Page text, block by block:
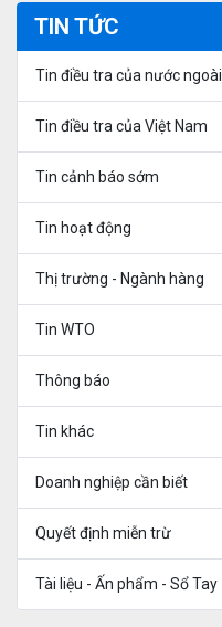
TIN TỨC
Tin điều tra của nước ngoài
Tin điều tra của Việt Nam
Tin cảnh báo sớm
Tin hoạt động
Thị trường - Ngành hàng
Tin WTO
Thông báo
Tin khác
Doanh nghiệp cần biết
Quyết định miễn trừ
Tài liệu - Ấn phẩm - Sổ Tay